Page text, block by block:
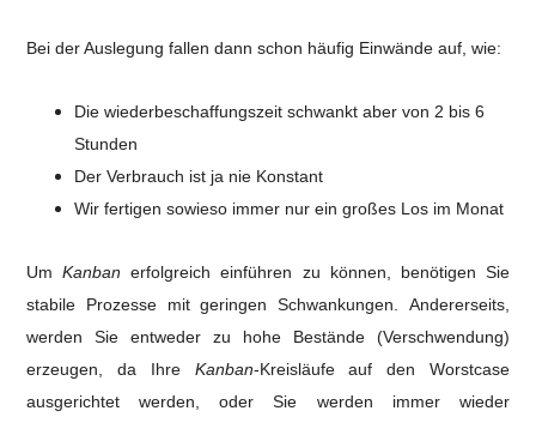
Bei der Auslegung fallen dann schon häufig Einwände auf, wie:
Die wiederbeschaffungszeit schwankt aber von 2 bis 6
Stunden
Der Verbrauch ist ja nie Konstant
Wir fertigen sowieso immer nur ein großes Los im Monat
UmKanban erfolgreich einführen zu können, benötigen Sie
stabile Prozesse mit geringen Schwankungen. Andererseits,
werden Sie entweder zu hohe Bestände (Verschwendung)
erzeugen, da Ihre Kanban-Kreisläufe auf den Worstcase
ausgerichtet werden, oder Sie werden immer wieder